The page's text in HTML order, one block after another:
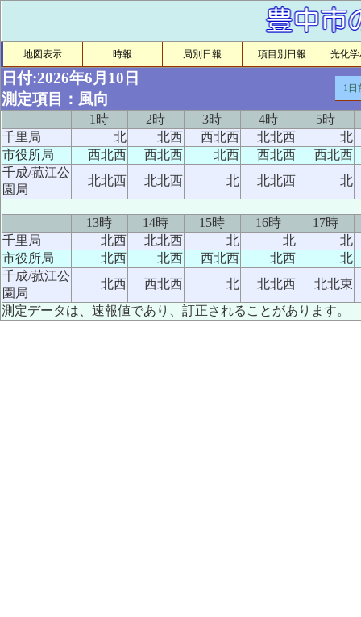
地図表示 時報 局別日報 項目別日報 光化学
日付:2026年6月10日
測定項目：風向
1日
1時 2時 3時 4時
5時
千里局
北 北西 西北西 北北西
北
市役所局
西北西 西北西 北西 西北西
西北西
千成/菰江公
園局
北北西 北北西 北 北北西 北
13時 14時 15時 16時
17時
千里局
北西 北北西 北 北
北
市役所局
北西 北西 西北西 北西
北
千成/菰江公
園局
北西 西北西 北 北北西
北北東
測定データは、速報値であり、訂正されることがあります。